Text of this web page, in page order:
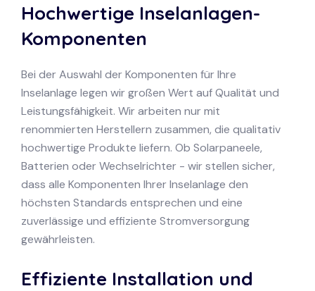
Hochwertige Inselanlagen-
Komponenten
Bei der Auswahl der Komponenten für Ihre
Inselanlage legen wir großen Wert auf Qualität und
Leistungsfähigkeit. Wir arbeiten nur mit
renommierten Herstellern zusammen, die qualitativ
hochwertige Produkte liefern. Ob Solarpaneele,
Batterien oder Wechselrichter - wir stellen sicher,
dass alle Komponenten Ihrer Inselanlage den
höchsten Standards entsprechen und eine
zuverlässige und effiziente Stromversorgung
gewährleisten.
Effiziente Installation und